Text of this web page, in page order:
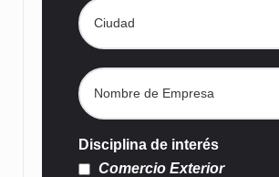
Disciplina de interés
Comercio Exterior